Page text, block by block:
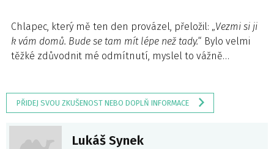
Chlapec, který mě ten den provázel, přeložil: „Vezmi si ji
k vám domů. Bude se tam mít lépe než tady.“ Bylo velmi
těžké zdůvodnit mé odmítnutí, myslel to vážně…
PŘIDEJ SVOU ZKUŠENOST NEBO DOPLŇ INFORMACE
Lukáš Synek